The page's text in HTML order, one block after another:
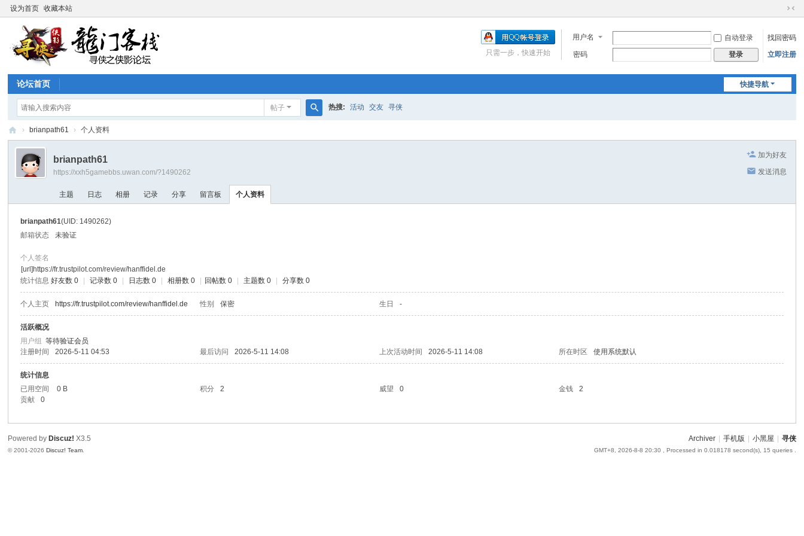
设为首页 收藏本站
切
到
窄
用户名 自动登录
找回密码
密码
登录 立即注册
只需一步，快速开始
快捷导航
论坛首页
帖子
索
热搜: 活动 交友 寻侠
寻
论
› brianpath61 › 个人资料
加为好友
发送消息
brianpath61
https://xxh5gamebbs.uwan.com/?1490262
主题 日志 相册 记录 分享 留言板 个人资料
brianpath61(UID: 1490262)
邮箱状态
未验证
个人签名
[url]https://fr.trustpilot.com/review/hanffidel.de
统计信息 好友数 0 记录数 0 日志数 0 相册数 0 回帖数 0 主题数 0 分享数 0
个人主页 https://fr.trustpilot.com/review/hanffidel.de 性别 保密 生日 -
活跃概况
用户组等待验证会员
注册时间
2026-5-11 04:53 最后访问 2026-5-11 14:08 上次活动时间 2026-5-11 14:08 所在时区 使用系统默认
统计信息
已用空间
0 B 积分 2 威望 0 金钱
2
贡献
0
Archiver 手机版 小黑屋 寻侠
GMT+8, 2026-8-8 20:30 , Processed in 0.018178 second(s), 15 queries .
Powered by Discuz! X3.5
© 2001-2026Discuz! Team